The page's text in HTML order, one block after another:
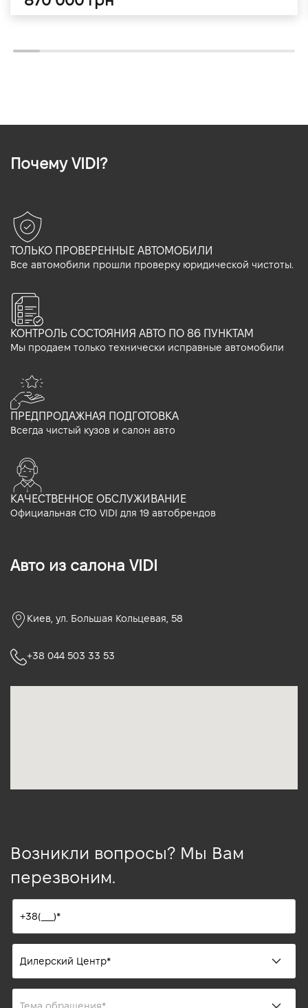
Почему VIDI?
ТОЛЬКО ПРОВЕРЕННЫЕ АВТОМОБИЛИ
Все автомобили прошли проверку юридической чистоты.
КОНТРОЛЬ СОСТОЯНИЯ АВТО ПО 86 ПУНКТАМ
Мы продаем только технически исправные автомобили
ПРЕДПРОДАЖНАЯ ПОДГОТОВКА
Всегда чистый кузов и салон авто
КАЧЕСТВЕННОЕ ОБСЛУЖИВАНИЕ
Официальная СТО VIDI для 19 автобрендов
Авто из салона VIDI
Киев, ул. Большая Кольцевая, 58
+38 044 503 33 53
Возникли вопросы? Мы Вам
перезвоним.